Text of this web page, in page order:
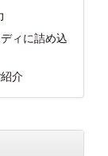
ィに詰め込
介